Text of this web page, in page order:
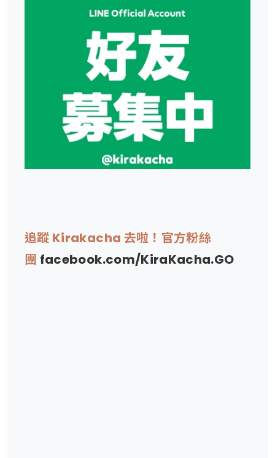
追蹤 Kirakacha 去啦！官方粉絲
團 facebook.com/KiraKacha.GO